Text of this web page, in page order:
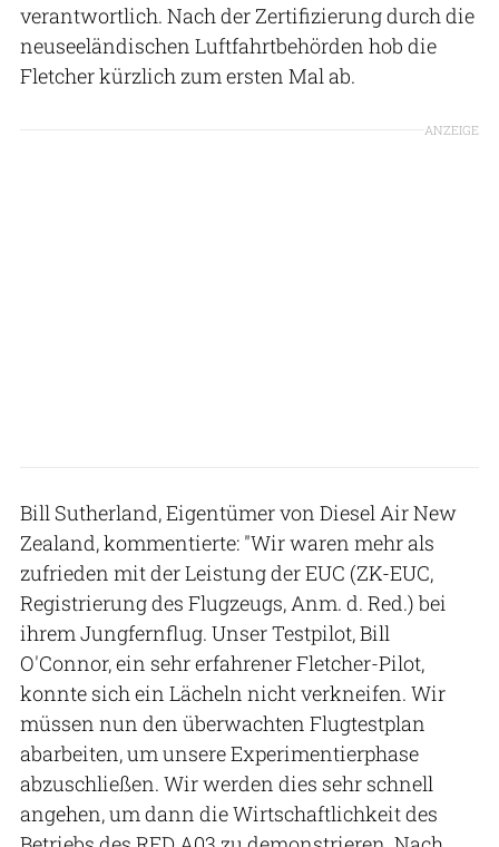
verantwortlich. Nach der Zertifizierung durch die
neuseeländischen Luftfahrtbehörden hob die
Fletcher kürzlich zum ersten Mal ab.
ANZEIGE
Bill Sutherland, Eigentümer von Diesel Air New
Zealand, kommentierte: "Wir waren mehr als
zufrieden mit der Leistung der EUC (ZK-EUC,
Registrierung des Flugzeugs, Anm. d. Red.) bei
ihrem Jungfernflug. Unser Testpilot, Bill
O'Connor, ein sehr erfahrener Fletcher-Pilot,
konnte sich ein Lächeln nicht verkneifen. Wir
müssen nun den überwachten Flugtestplan
abarbeiten, um unsere Experimentierphase
abzuschließen. Wir werden dies sehr schnell
angehen, um dann die Wirtschaftlichkeit des